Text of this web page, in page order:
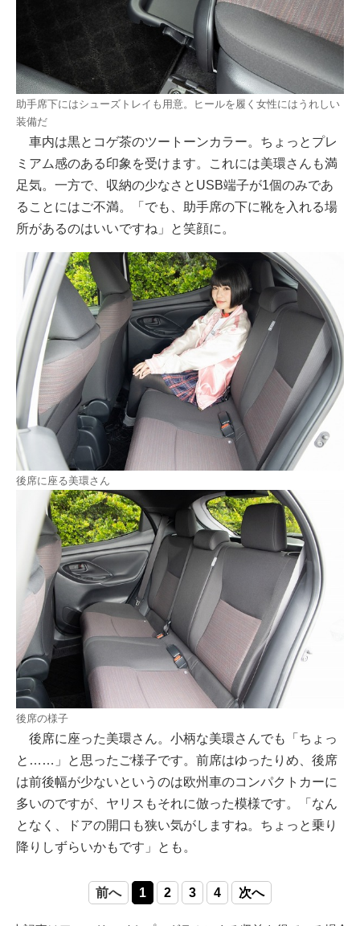
助手席下にはシューズトレイも用意。ヒールを履く女性にはうれしい
装備だ
車内は黒とコゲ茶のツートーンカラー。ちょっとプレ
ミアム感のある印象を受けます。これには美環さんも満
足気。一方で、収納の少なさとUSB端子が1個のみであ
ることにはご不満。「でも、助手席の下に靴を入れる場
所があるのはいいですね」と笑顔に。
後席に座る美環さん
後席の様子
後席に座った美環さん。小柄な美環さんでも「ちょっ
と……」と思ったご様子です。前席はゆったりめ、後席
は前後幅が少ないというのは欧州車のコンパクトカーに
多いのですが、ヤリスもそれに倣った模様です。「なん
となく、ドアの開口も狭い気がしますね。ちょっと乗り
降りしずらいかもです」とも。
前へ 1 2 3 4 次へ